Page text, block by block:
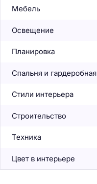
Мебель
Освещение
Планировка
Спальня и гардеробная
Стили интерьера
Строительство
Техника
Цвет в интерьере